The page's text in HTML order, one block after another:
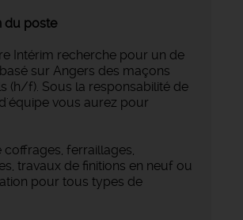
du poste
Intérim recherche pour un de
sur Angers des maçons
(h/f). Sous la responsabilité de
vous aurez pour
coffrages, ferraillages,
travaux de finitions en neuf ou
pour tous types de